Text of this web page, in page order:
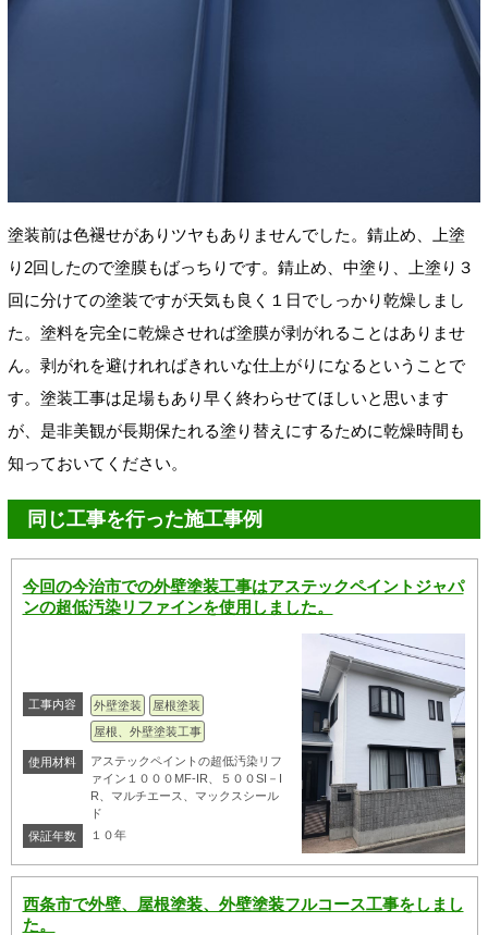
塗装前は色褪せがありツヤもありませんでした。錆止め、上塗
り2回したので塗膜もばっちりです。錆止め、中塗り、上塗り３
回に分けての塗装ですが天気も良く１日でしっかり乾燥しまし
た。塗料を完全に乾燥させれば塗膜が剥がれることはありませ
ん。剥がれを避けれればきれいな仕上がりになるということで
す。塗装工事は足場もあり早く終わらせてほしいと思います
が、是非美観が長期保たれる塗り替えにするために乾燥時間も
知っておいてください。
同じ工事を行った施工事例
今回の今治市での外壁塗装工事はアステックペイントジャパ
ンの超低汚染リファインを使用しました。
工事内容 外壁塗装
屋根塗装
屋根、外壁塗装工事
使用材料
アステックペイントの超低汚染リフ
ァイン１０００MF-IR、５００SI－I
R、マルチエース、マックスシール
ド
保証年数
１０年
西条市で外壁、屋根塗装、外壁塗装フルコース工事をしまし
た。